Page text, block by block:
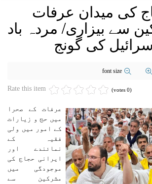
کی میدان عرفات
سے بیزاری/ مردہ باد
کی گونج
font size
Rate this item (0 votes)
عرفات کے صحرا
میں حج و زیارات
کے امور میں ولی
فقیہ کے
نمائندے اور
ایرانی حجاج کی
موجودگی میں
مشرکین سے